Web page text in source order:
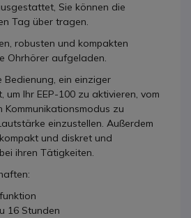
Sie können die
Tag über tragen.
robusten und kompakten
Ohrhörer aufgeladen.
Bedienung, ein einziger
um Ihr EEP-100 zu aktivieren, vom
Kommunikationsmodus zu
einzustellen. Außerdem
und diskret und
ihren Tätigkeiten.
16 Stunden